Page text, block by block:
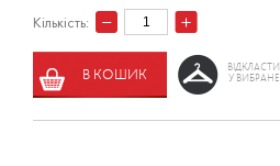
Кількість:
В КОШИК ВІДКЛАСТИ
У ВИБРАНЕ